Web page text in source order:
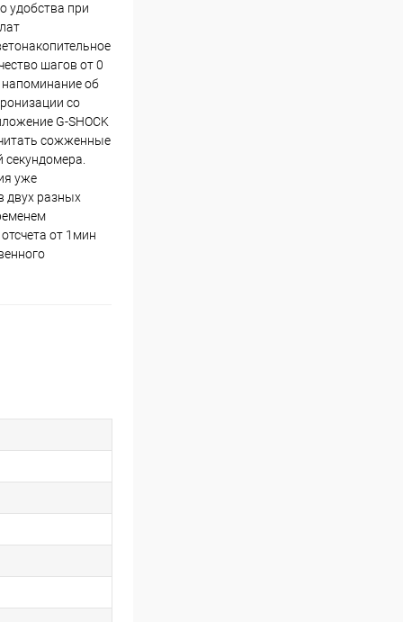
удобства при
шагов от 0
напоминание об
со
G-SHOCK
сожженные
секундомера.
уже
двух разных
от 1мин